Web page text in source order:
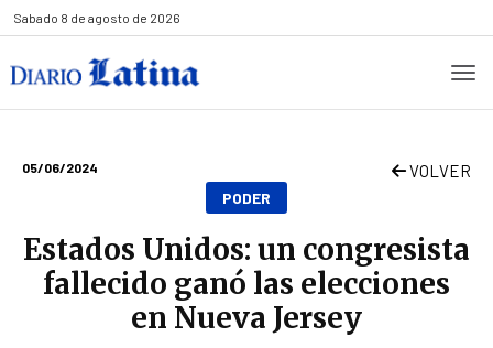
Sabado 8 de agosto de 2026
05/06/2024 VOLVER
PODER
Estados Unidos: un congresista
fallecido ganó las elecciones
en Nueva Jersey